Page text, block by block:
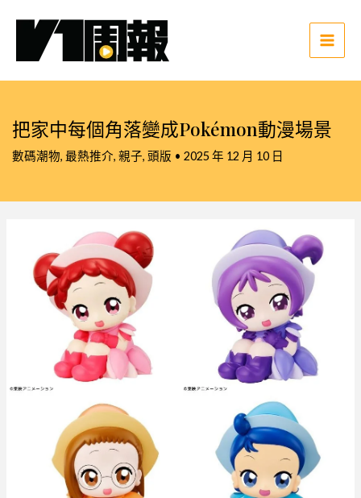
Main
把家中每個角落變成Pokémon動漫場景
數碼潮物, 最熱推介, 親子, 頭版 • 2025 年 12 月 10 日